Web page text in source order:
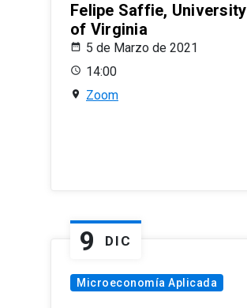
Felipe Saffie, University
of Virginia
5 de Marzo de 2021
14:00
Zoom
9 DIC
Microeconomía Aplicada